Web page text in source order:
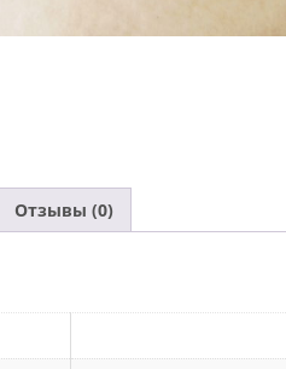
Отзывы (0)